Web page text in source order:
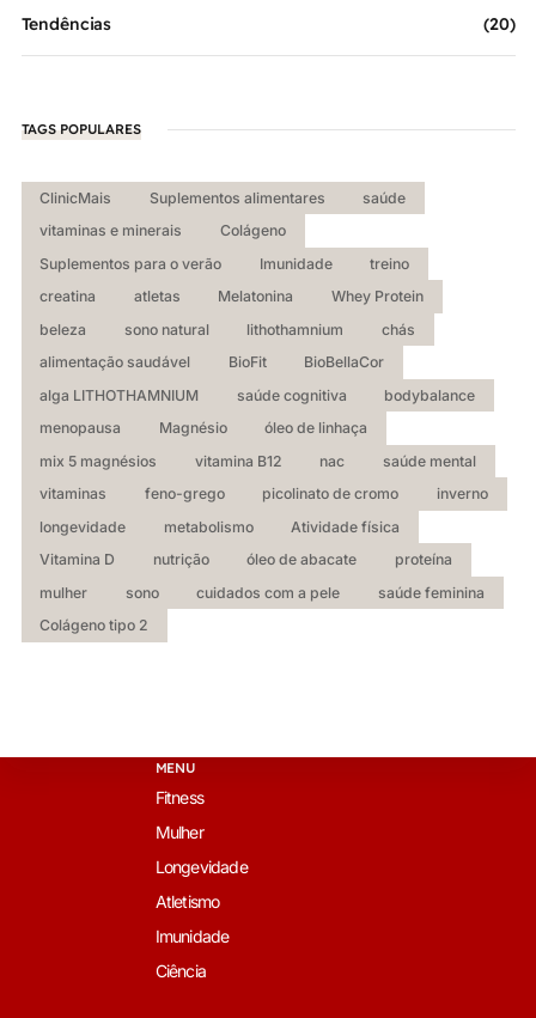
Tendências (20)
TAGS POPULARES
ClinicMais Suplementos alimentares
saúde
vitaminas e minerais
Colágeno
Suplementos para o verão
Imunidade
treino
creatina
atletas Melatonina
Whey Protein
beleza
sono natural lithothamnium
chás
alimentação saudável
BioFit
BioBellaCor
alga LITHOTHAMNIUM
saúde cognitiva
bodybalance
menopausa
Magnésio
óleo de linhaça
mix 5 magnésios
vitamina B12 nac
saúde mental
vitaminas
feno-grego picolinato de cromo
inverno
longevidade
metabolismo
Atividade física
Vitamina D
nutrição óleo de abacate
proteína
mulher
sono cuidados com a pele
saúde feminina
Colágeno tipo 2
MENU
Fitness
Mulher
Longevidade
Atletismo
Imunidade
Ciência